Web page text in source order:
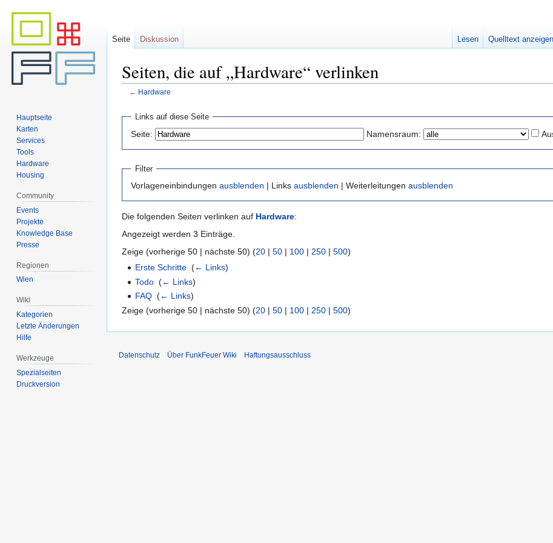
Seiten, die auf „Hardware“ verlinken
← Hardware
Navigation
springen
springen
Links auf diese Seite
Seite: Namensraum:
Filter
Vorlageneinbindungen ausblenden | Links ausblenden | Weiterleitungen ausblenden
Die folgenden Seiten verlinken auf Hardware:
Angezeigt werden 3 Einträge.
Zeige (vorherige 50 | nächste 50) (20 | 50 | 100 | 250 | 500)
Erste Schritte ‎(← Links)
Todo ‎(← Links)
FAQ ‎(← Links)
Zeige (vorherige 50 | nächste 50) (20 | 50 | 100 | 250 | 500)
Seite Diskussion Lesen Quelltext anzeigen
Hauptseite
Karten
Services
Tools
Hardware
Housing
Community
Events
Projekte
Knowledge Base
Presse
Regionen
Wien
Wiki
Kategorien
Letzte Änderungen
Hilfe
Werkzeuge
Spezialseiten
Druckversion
Datenschutz Über FunkFeuer Wiki Haftungsausschluss